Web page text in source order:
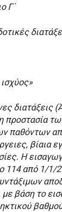
Γ΄
διατάξεις
προστασία
παθόντων
βίαια
Η
114 από 1/1/
βάση το